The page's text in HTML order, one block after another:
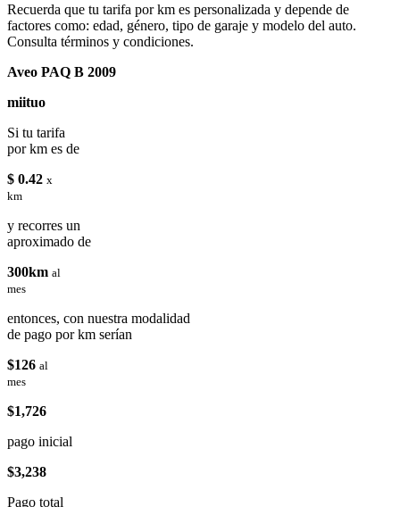
Recuerda que tu tarifa por km es personalizada y depende de
factores como: edad, género, tipo de garaje y modelo del auto.
Consulta términos y condiciones.
Aveo PAQ B 2009
miituo
Si tu tarifa
por km es de
$ 0.42 x
km
y recorres un
aproximado de
300km al
mes
entonces, con nuestra modalidad
de pago por km serían
$126 al
mes
$1,726
pago inicial
$3,238
Pago total